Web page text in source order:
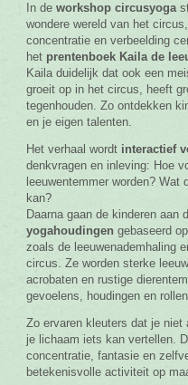
In de workshop circusyoga
wondere wereld van het
concentratie en verbeelding
het prentenboek Kaila de
Kaila duidelijk dat ook een
groeit op in het circus, heeft
tegenhouden. Zo ontdekken
en je eigen talenten.
Het verhaal wordt interactief
denkvragen en inleving: Hoe
leeuwentemmer worden?
kan?
Daarna gaan de kinderen
yogahoudingen gebaseerd
zoals de leeuwenademhaling
circus. Ze worden sterke
acrobaten en rustige
gevoelens, houdingen en
Zo ervaren kleuters dat je niet
je lichaam iets kan vertellen.
concentratie, fantasie en
betekenisvolle activiteit op